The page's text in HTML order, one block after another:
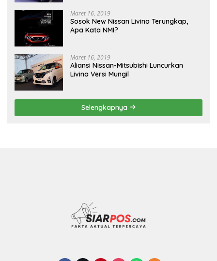
Maret 16, 2019
Sosok New Nissan Livina Terungkap,
Apa Kata NMI?
Maret 16, 2019
Aliansi Nissan-Mitsubishi Luncurkan
Livina Versi Mungil
Selengkapnya